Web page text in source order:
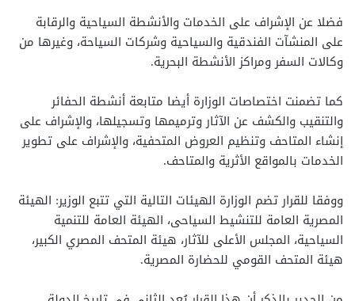
فضلا عن الإشراف على الخدمات والأنشطة السياحية والرقابة
على المنشآت الفندقية والسياحية وشركات السياحة، وغيرها من
وكالات السفر ومراكز الأنشطة البحرية.
كما تضمنت اختصاصات الوزارة أيضا متابعة أنشطة الحفائر
والتنقيب والكشف عن الآثار وترميمها وتسجيلها، والإشراف على
إنشاء المتاحف وتنظيم العروض المتحفية، والإشراف على تطوير
الخدمات بالمواقع الأثرية والمتاحف.
ووفقا للقرار تضم الوزارة الهيئات التالية التي تتبع الوزير: الهيئة
المصرية العامة للتنشيط السياحى، الهيئة العامة للتنمية
السياحية، المجلس الأعلى للآثار، هيئة المتحف المصري الكبير،
هيئة المتحف القومي للحضارة المصرية.